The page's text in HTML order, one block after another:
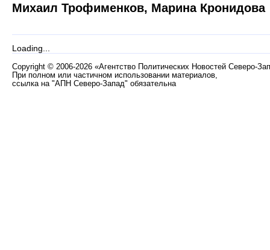
Михаил Трофименков, Марина Кронидова
Loading...
Copyright © 2006-2026 «Агентство Политических Новостей Северо-
При полном или частичном использовании материалов,
ссылка на "АПН Северо-Запад" обязательна